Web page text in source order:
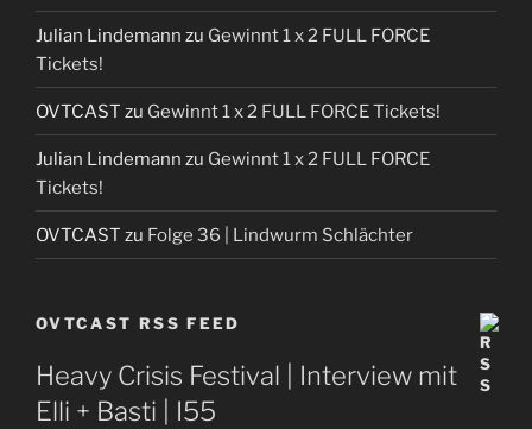
Julian Lindemann zu Gewinnt 1 x 2 FULL FORCE
Tickets!
OVTCAST zu Gewinnt 1 x 2 FULL FORCE Tickets!
Julian Lindemann zu Gewinnt 1 x 2 FULL FORCE
Tickets!
OVTCAST zu Folge 36 | Lindwurm Schlächter
OVTCAST RSS FEED
Heavy Crisis Festival | Interview mit
Elli + Basti | I55